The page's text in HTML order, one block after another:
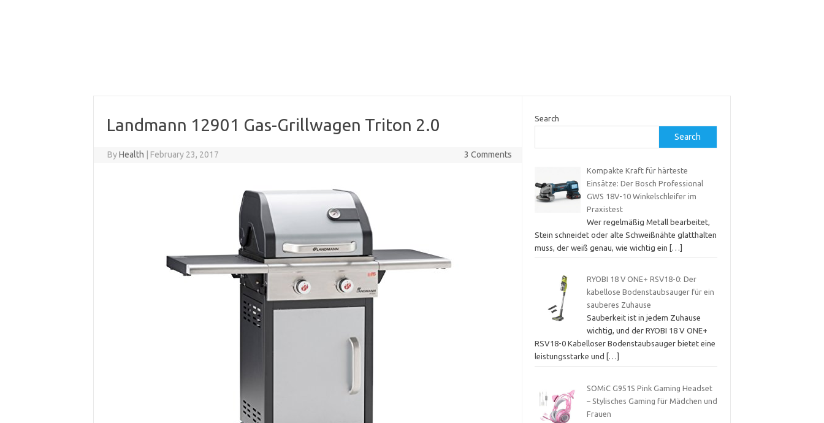
Landmann 12901 Gas-Grillwagen Triton 2.0
ByHealth February 23, 2017 3 Comments
Search
Search
Kompakte Kraft für härteste
Einsätze: Der Bosch Professional
GWS 18V-10 Winkelschleifer im
Praxistest
Wer regelmäßig Metall bearbeitet,
Stein schneidet oder alte Schweißnähte glatthalten
muss, der weiß genau, wie wichtig ein
[…]
RYOBI 18 V ONE+ RSV18-0: Der
kabellose Bodenstaubsauger für ein
sauberes Zuhause
Sauberkeit ist in jedem Zuhause
wichtig, und der RYOBI 18 V ONE+
RSV18-0 Kabelloser Bodenstaubsauger bietet eine
leistungsstarke und
[…]
SOMiC G951S Pink Gaming Headset
– Stylisches Gaming für Mädchen und
Frauen